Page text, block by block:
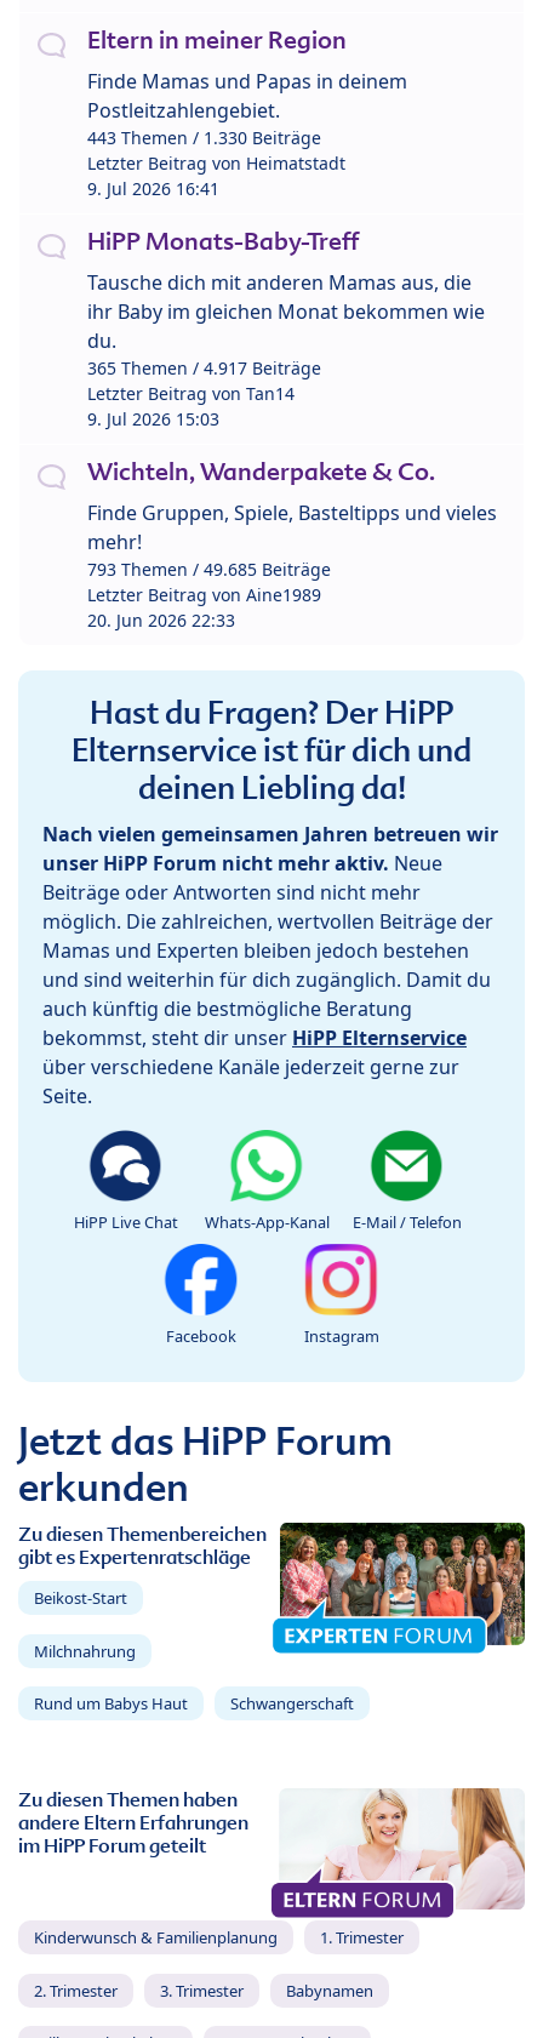
Eltern in meiner Region
Finde Mamas und Papas in deinem
Postleitzahlengebiet.
443 Themen / 1.330 Beiträge
Letzter Beitrag von Heimatstadt
9. Jul 2026 16:41
HiPP Monats-Baby-Treff
Tausche dich mit anderen Mamas aus, die
ihr Baby im gleichen Monat bekommen wie
du.
365 Themen / 4.917 Beiträge
Letzter Beitrag von Tan14
9. Jul 2026 15:03
Wichteln, Wanderpakete & Co.
Finde Gruppen, Spiele, Basteltipps und vieles
mehr!
793 Themen / 49.685 Beiträge
Letzter Beitrag von Aine1989
20. Jun 2026 22:33
Hast du Fragen? Der HiPP
Elternservice ist für dich und
deinen Liebling da!
Nach vielen gemeinsamen Jahren betreuen wir
unser HiPP Forum nicht mehr aktiv. Neue
Beiträge oder Antworten sind nicht mehr
möglich. Die zahlreichen, wertvollen Beiträge der
Mamas und Experten bleiben jedoch bestehen
und sind weiterhin für dich zugänglich. Damit du
auch künftig die bestmögliche Beratung
bekommst, steht dir unser HiPP Elternservice
über verschiedene Kanäle jederzeit gerne zur
Seite.
HiPP Live Chat Whats-App-Kanal E-Mail / Telefon
Facebook Instagram
Jetzt das HiPP Forum
erkunden
Zu diesen Themenbereichen
gibt es Expertenratschläge
Beikost-Start
Milchnahrung
Rund um Babys Haut Schwangerschaft
Zu diesen Themen haben
andere Eltern Erfahrungen
im HiPP Forum geteilt
Kinderwunsch & Familienplanung 1. Trimester
2. Trimester 3. Trimester Babynamen